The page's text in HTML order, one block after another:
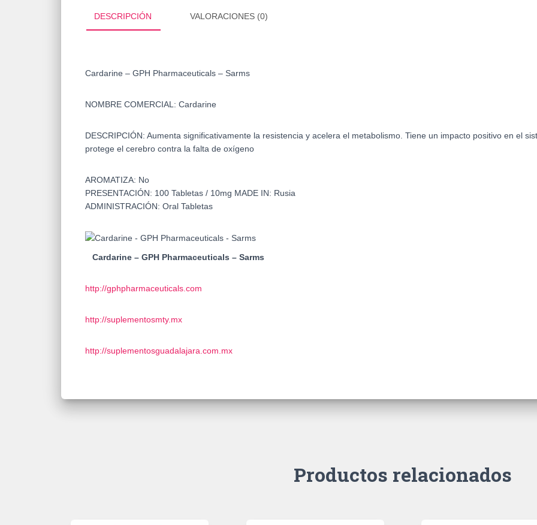
DESCRIPCIÓN VALORACIONES (0)
Cardarine – GPH Pharmaceuticals – Sarms
NOMBRE COMERCIAL: Cardarine
DESCRIPCIÓN: Aumenta significativamente la resistencia y acelera el metabolismo. Tiene un impacto positivo en el
protege el cerebro contra la falta de oxígeno
AROMATIZA: No
PRESENTACIÓN: 100 Tabletas / 10mg MADE IN: Rusia
ADMINISTRACIÓN: Oral Tabletas
Cardarine – GPH Pharmaceuticals – Sarms
http://gphpharmaceuticals.com
http://suplementosmty.mx
http://suplementosguadalajara.com.mx
Productos relacionados